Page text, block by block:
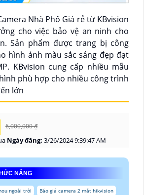
Nhà Phố Giá rẻ từ KBvision
cho việc bảo vệ an ninh cho
Sản phẩm được trang bị công
hình ảnh màu sắc sáng đẹp đạt
KBvision cung cấp nhiều mẫu
phù hợp cho nhiều công trình
lớn
6,000,000 ₫
Ngày đăng: 3/26/2024 9:39:47 AM
NĂNG
ngoài trời
Báo giá camera 2 mắt hikvision